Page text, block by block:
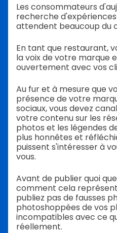
Les consommateurs
recherche
attendent beaucoup du
En tant que restaurant,
la voix de votre marque
ouvertement avec vos
Au fur et à mesure que
présence de votre
sociaux, vous devez
votre contenu sur les
photos et les légendes
plus honnêtes et
puissent s'intéresser à
vous.
Avant de publier quoi
comment cela
publiez pas de fausses
photoshoppées de vos
incompatibles avec ce
réellement.